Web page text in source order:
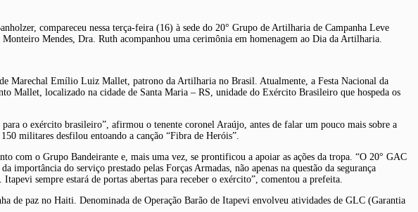
compareceu nessa terça-feira (16) à sede do 20° Grupo de Artilharia de Campanha Leve
Mendes, Dra. Ruth acompanhou uma cerimônia em homenagem ao Dia da Artilharia.
Marechal Emílio Luiz Mallet, patrono da Artilharia no Brasil. Atualmente, a Festa Nacional da
Mallet, localizado na cidade de Santa Maria – RS, unidade do Exército Brasileiro que hospeda os
o exército brasileiro”, afirmou o tenente coronel Araújo, antes de falar um pouco mais sobre a
militares desfilou entoando a canção “Fibra de Heróis”.
com o Grupo Bandeirante e, mais uma vez, se prontificou a apoiar as ações da tropa. “O 20° GAC
do serviço prestado pelas Forças Armadas, não apenas na questão da segurança
sempre estará de portas abertas para receber o exército”, comentou a prefeita.
de paz no Haiti. Denominada de Operação Barão de Itapevi envolveu atividades de GLC (Garantia